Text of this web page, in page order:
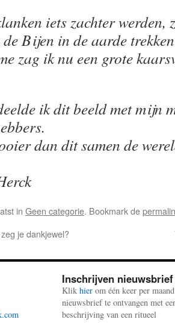
iets zachter werden,
de Bijen in de aarde
zag ik nu een grote
ik dit beeld met mijn
dan dit samen de
in Geen categorie. Bookmark de
je dankjewel?
Inschrijven nieuwsbrief
Klik hier om één keer per
nieuwsbrief te ontvangen met
beschrijving van een ritueel